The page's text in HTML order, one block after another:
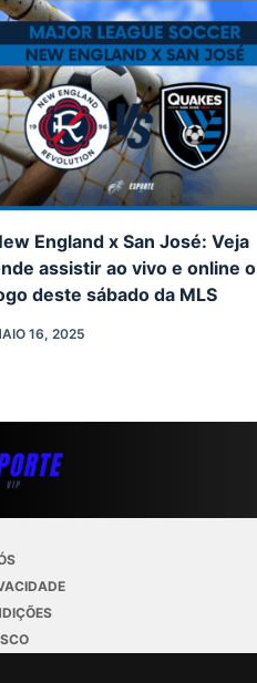
England x San José: Veja
assistir ao vivo e online o
deste sábado da MLS
16, 2025